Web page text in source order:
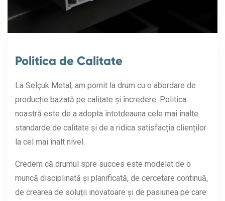
Politica de Calitate
La Selçuk Metal, am pornit la drum cu o abordare de
producție bazată pe calitate și încredere. Politica
noastră este de a adopta întotdeauna cele mai înalte
standarde de calitate și de a ridica satisfacția clienților
la cel mai înalt nivel.
Credem că drumul spre succes este modelat de o
muncă disciplinată și planificată, de cercetare continuă,
de crearea de soluții inovatoare și de pasiunea pe care